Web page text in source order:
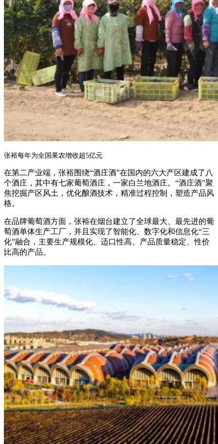
张裕每年为全国果农增收超5亿元
在第二产业端，张裕围绕“酒庄酒”在国内的六大产区建成了八
个酒庄，其中有七家葡萄酒庄，一家白兰地酒庄。 “酒庄酒”聚
焦挖掘产区风土，优化酿酒技术，精准过程控制，塑造产品风
格。
在品牌葡萄酒方面，张裕在烟台建立了全球最大、最先进的葡
萄酒单体生产工厂，并且实现了智能化、数字化和信息化“三
化”融合，主要生产规模化、适口性高、产品质量稳定、性价
比高的产品。